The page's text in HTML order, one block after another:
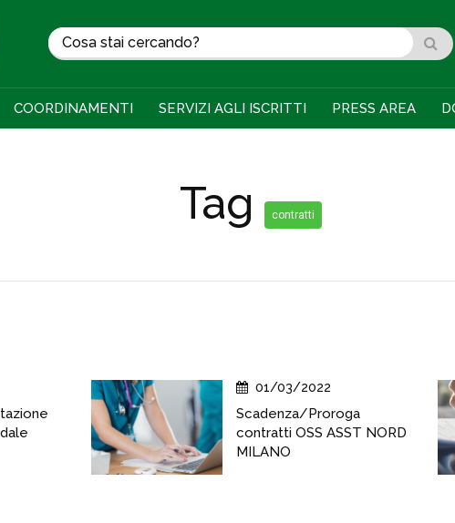
COORDINAMENTI SERVIZI AGLI ISCRITTI PRESS AREA
Tag contratti
01/03/2022
Scadenza/Proroga
contratti OSS ASST NORD
MILANO